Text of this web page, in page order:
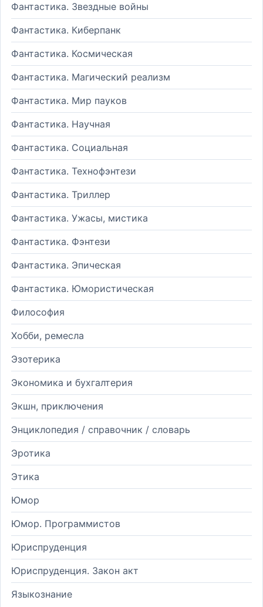
Фантастика. Звездные войны
Фантастика. Киберпанк
Фантастика. Космическая
Фантастика. Магический реализм
Фантастика. Мир пауков
Фантастика. Научная
Фантастика. Социальная
Фантастика. Технофэнтези
Фантастика. Триллер
Фантастика. Ужасы, мистика
Фантастика. Фэнтези
Фантастика. Эпическая
Фантастика. Юмористическая
Философия
Хобби, ремесла
Эзотерика
Экономика и бухгалтерия
Экшн, приключения
Энциклопедия / справочник / словарь
Эротика
Этика
Юмор
Юмор. Программистов
Юриспруденция
Юриспруденция. Закон акт
Языкознание